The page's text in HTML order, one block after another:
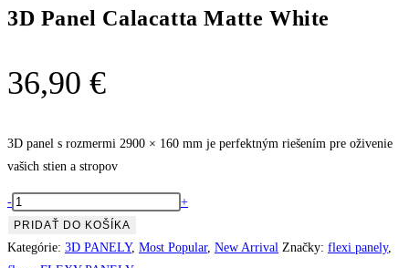
3D Panel Calacatta Matte White
36,90 €
3D panel s rozmermi 2900 × 160 mm je perfektným riešením pre oživenie
vašich stien a stropov
množstvo
3D
Panel
- +
PRIDAŤ DO KOŠÍKA
Kategórie: 3D PANELY, Most Popular, New Arrival Značky: flexi panely,